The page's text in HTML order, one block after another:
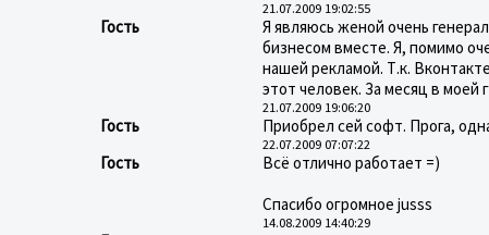
21.07.2009 19:02:55
Гость
Я являюсь женой очень
бизнесом вместе. Я, помимо
нашей рекламой. Т.к.
этот человек. За месяц в моей
21.07.2009 19:06:20
Гость Приобрел сей софт. Прога,
22.07.2009 07:07:22
Гость
Всё отлично работает =)
Спасибо огромное jusss
14.08.2009 14:40:29